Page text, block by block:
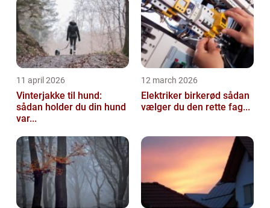
11 april 2026
Vinterjakke til hund:
sådan holder du din hund
var...
12 march 2026
Elektriker birkerød sådan
vælger du den rette fag...